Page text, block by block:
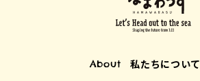
About 私たちについて